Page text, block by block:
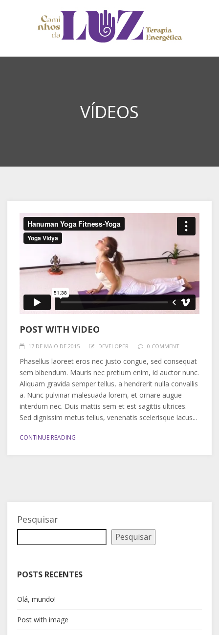
VÍDEOS
POST WITH VIDEO
17 DE MAIO DE 2015 DEVELOPER 0 COMMENT
Phasellus laoreet eros nec justo congue, sed consequat
sem bibendum. Mauris nec pretium enim, id auctor nunc.
Aliquam gravida semper tellus, a hendrerit nulla convallis
a. Nunc pulvinar malesuada lorem, et ornare augue
interdum nec. Duis mattis sem et est sagittis ultrices.
Sed dignissim metus tellus, venenatis scelerisque lacus...
CONTINUE READING
Pesquisar
Pesquisar
POSTS RECENTES
Olá, mundo!
Post with image